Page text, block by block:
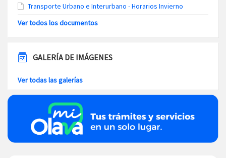
Transporte Urbano e Interurbano - Horarios Invierno
Ver todos los documentos
GALERÍA DE IMÁGENES
Ver todas las galerías